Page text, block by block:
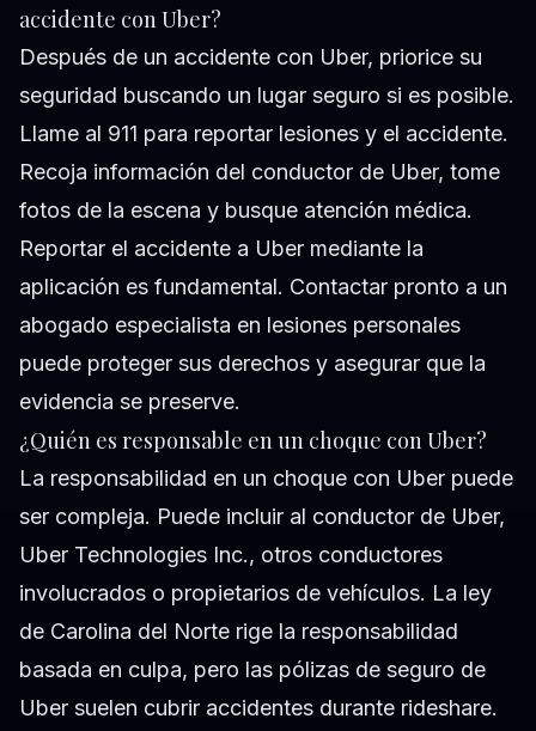
accidente con Uber?
Después de un accidente con Uber, priorice su
seguridad buscando un lugar seguro si es posible.
Llame al 911 para reportar lesiones y el accidente.
Recoja información del conductor de Uber, tome
fotos de la escena y busque atención médica.
Reportar el accidente a Uber mediante la
aplicación es fundamental. Contactar pronto a un
abogado especialista en lesiones personales
puede proteger sus derechos y asegurar que la
evidencia se preserve.
¿Quién es responsable en un choque con Uber?
La responsabilidad en un choque con Uber puede
ser compleja. Puede incluir al conductor de Uber,
Uber Technologies Inc., otros conductores
involucrados o propietarios de vehículos. La ley
de Carolina del Norte rige la responsabilidad
basada en culpa, pero las pólizas de seguro de
Uber suelen cubrir accidentes durante rideshare.